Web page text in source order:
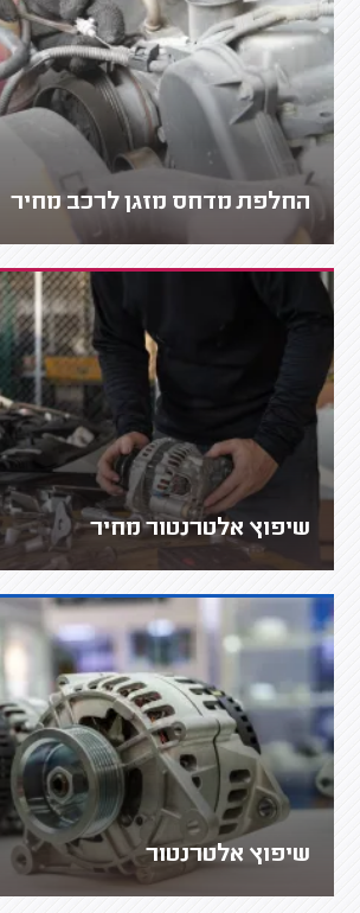
החלפת מדחס מזגן לרכב מחיר
שיפוץ אלטרנטור מחיר
שיפוץ אלטרנטור